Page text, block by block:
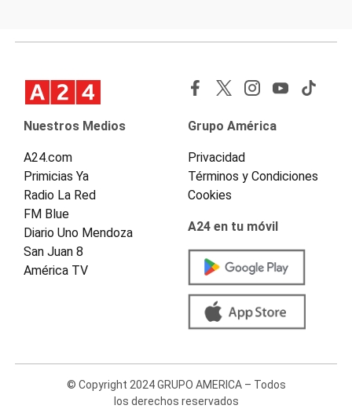
Nuestros Medios
A24.com
Primicias Ya
Radio La Red
FM Blue
Diario Uno Mendoza
San Juan 8
América TV
Grupo América
Privacidad
Términos y Condiciones
Cookies
A24 en tu móvil
© Copyright 2024 GRUPO AMERICA – Todos
los derechos reservados